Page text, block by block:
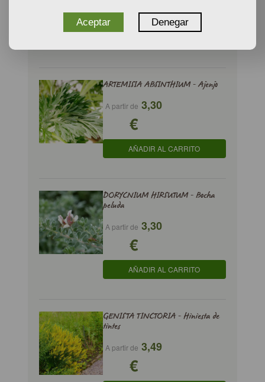
ARTEMISIA ABSINTHIUM - Ajenjo
A partir de 3,30
€
AÑADIR AL CARRITO
DORYCNIUM HIRSUTUM - Bocha
peluda
A partir de 3,30
€
AÑADIR AL CARRITO
GENISTA TINCTORIA - Hiniesta de
tintes
A partir de 3,49
€
Aceptar Denegar